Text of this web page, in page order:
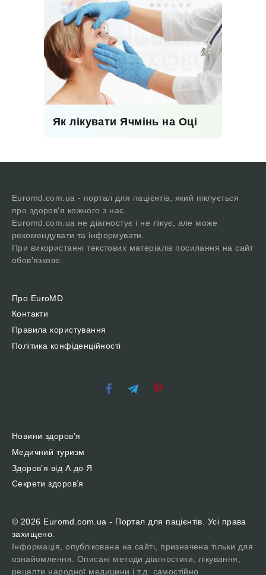
Як лікувати Ячмінь на Оці
Euromd.com.ua - портал для пацієнтів, який піклується
про здоров'я кожного з нас.
Euromd.com.ua не діагностує і не лікує, але може
рекомендувати та інформувати.
При використанні текстових матеріалів посилання на сайт
обов'язкове.
Про EuroMD
Контакти
Правила користування
Політика конфіденційності
Новини здоров’я
Медичний туризм
Здоров’я від А до Я
Секрети здоров’я
© 2026 Euromd.com.ua - Портал для пацієнтів. Усі права
захищено.
Інформація, опублікована на сайті, призначена тільки для
ознайомлення. Описані методи діагностики, лікування,
рецепти народної медицини і т.д. самостійно